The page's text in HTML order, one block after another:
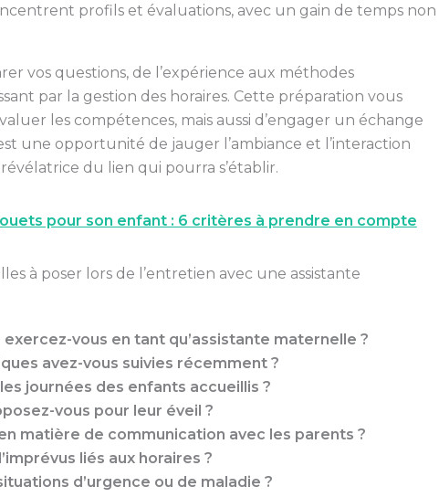
profils et évaluations, avec un gain de temps non
vos questions, de l’expérience aux méthodes
par la gestion des horaires. Cette préparation vous
les compétences, mais aussi d’engager un échange
une opportunité de jauger l’ambiance et l’interaction
du lien qui pourra s’établir.
pour son enfant : 6 critères à prendre en compte
à poser lors de l’entretien avec une assistante
vous en tant qu’assistante maternelle ?
avez-vous suivies récemment ?
journées des enfants accueillis ?
vous pour leur éveil ?
matière de communication avec les parents ?
liés aux horaires ?
d’urgence ou de maladie ?